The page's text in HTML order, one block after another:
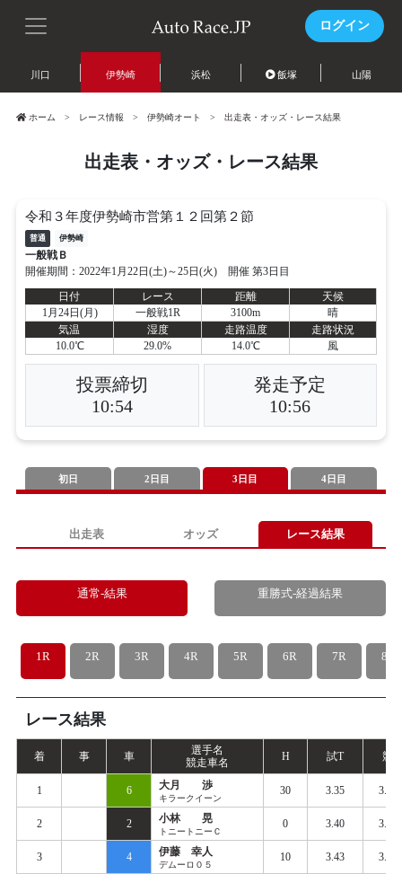
ログイン
川口 伊勢崎 浜松 飯塚 山陽
ホーム レース情報 伊勢崎オート 出走表・オッズ・レース結果
出走表・オッズ・レース結果
令和３年度伊勢崎市営第１２回第２節
普通 伊勢崎
一般戦Ｂ
開催期間：2022年1月22日(土)～25日(火) 開催 第3日目
日付
レース 距離
天候
1月24日(月)
一般戦1R 3100m
晴
気温
湿度 走路温度
走路状況
10.0℃
29.0% 14.0℃ 風
投票締切
10:54
発走予定
10:56
初日 2日目 3日目 4日目
出走表 オッズ レース結果
通常-結果 重勝式-経過結果
1R 2R 3R 4R 5R 6R 7R 8R
レース結果
着 事 車
選手名
競走車名
H 試T 競
1 6 大月 渉
キラークイーン
30 3.35 3.444
2 2 小林 晃
トニートニーＣ
0 3.40 3.510
3 4 伊藤 幸人
デムーロ０５
10 3.43 3.502